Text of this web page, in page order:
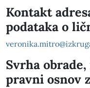
Kontakt
podataka o
Svrha
pravni osnov